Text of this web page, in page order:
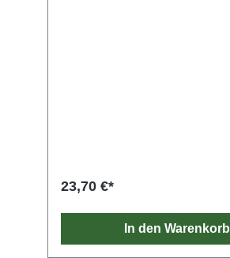
23,70 €*
In den Warenkorb